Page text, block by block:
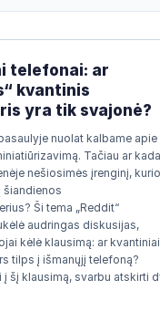
telefonai: ar
kvantinis
yra tik svajonė?
nuolat kalbame apie
Tačiau ar kada
nešiosimės įrenginį, kurio
šiandienos
Ši tema „Reddit“
audringas diskusijas,
kėlė klausimą: ar kvantiniai
tilps į išmanųjį telefoną?
į šį klausimą, svarbu atskirti